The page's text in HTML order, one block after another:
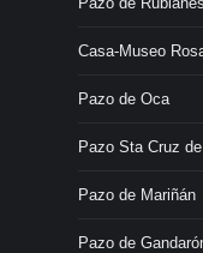
Casa-Museo
Pazo de Oca
Pazo Sta Cruz
Pazo de Mariñán
Pazo de